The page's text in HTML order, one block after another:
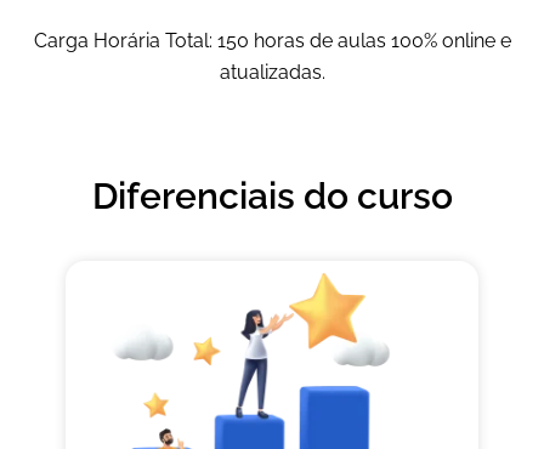
Carga Horária Total: 150 horas de aulas 100% online e
atualizadas.
Diferenciais do curso